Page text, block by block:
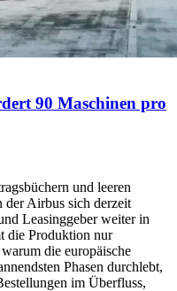
90 Maschinen pro
und leeren
der Airbus sich derzeit
Leasinggeber weiter in
die Produktion nur
die europäische
Phasen durchlebt,
im Überfluss,